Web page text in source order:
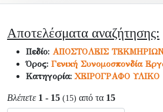
Αποτελέσματα αναζήτησης:
Πεδίο: ΑΠΟΣΤΟΛΕΙΣ
Όρος: Γενική Συνομοσπονδία
Κατηγορία:ΧΕΙΡΟΓΡΑΦΟ ΥΛΙΚΟ
Βλέπετε 1 - 15 (15) από τα 15